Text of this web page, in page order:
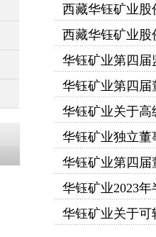
西藏华钰矿业股
西藏华钰矿业股
华钰矿业第四
华钰矿业第四
华钰矿业关于
华钰矿业独立
华钰矿业第四
华钰矿业2023
华钰矿业关于